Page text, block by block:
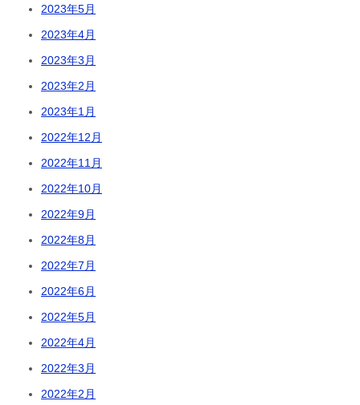
2023年5月
2023年4月
2023年3月
2023年2月
2023年1月
2022年12月
2022年11月
2022年10月
2022年9月
2022年8月
2022年7月
2022年6月
2022年5月
2022年4月
2022年3月
2022年2月